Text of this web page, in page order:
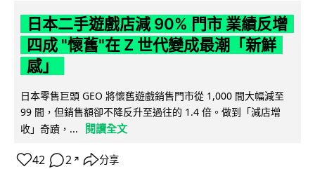
日本二手遊戲店減 90% 門市 業績反增
四成 "懷舊"在 Z 世代變成最潮「新鮮
感」
日本零售巨頭 GEO 將懷舊遊戲銷售門市從 1,000 間大幅減至
99 間，但銷售額卻不降反升至過往的 1.4 倍。做到「減店增
收」奇蹟，...
閱讀全文
42 2 ↗ 分享